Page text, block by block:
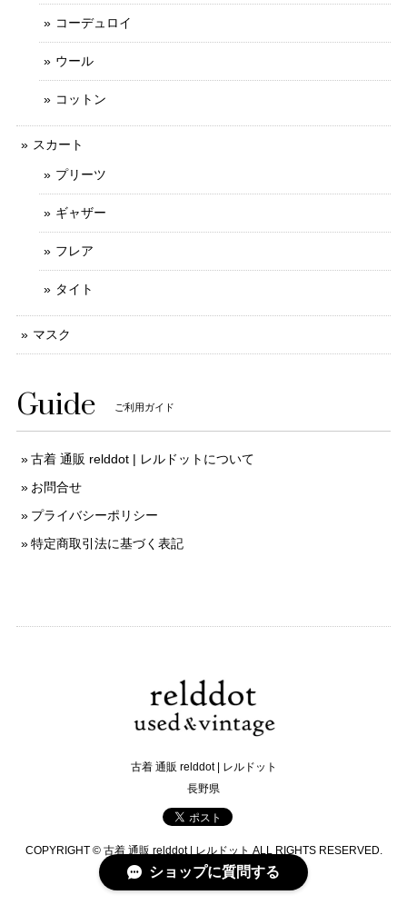
コーデュロイ
ウール
コットン
スカート
プリーツ
ギャザー
フレア
タイト
マスク
Guide ご利用ガイド
古着 通販 relddot | レルドットについて
お問合せ
プライバシーポリシー
特定商取引法に基づく表記
古着 通販 relddot | レルドット
長野県
COPYRIGHT © 古着 通販 relddot | レルドット ALL RIGHTS RESERVED.
ショップに質問する